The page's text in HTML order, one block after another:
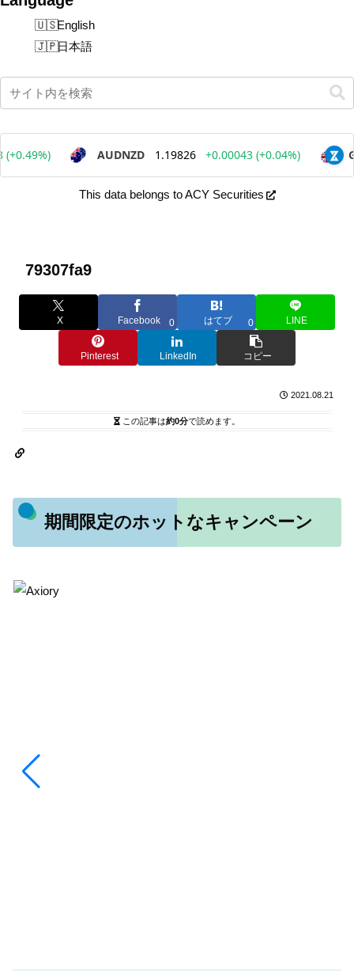
English
日本語
This data belongs to ACY Securities
79307fa9
X Facebook 0 はてブ 0 LINE
Pinterest LinkedIn コピー
2021.08.21
この記事は約0分で読めます。
期間限定のホットなキャンペーン